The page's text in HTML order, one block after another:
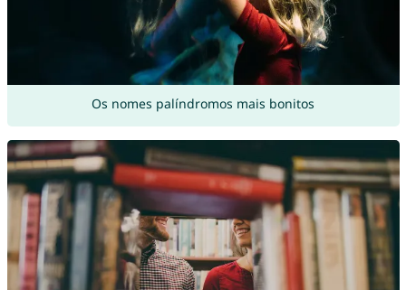
Os nomes palíndromos mais bonitos